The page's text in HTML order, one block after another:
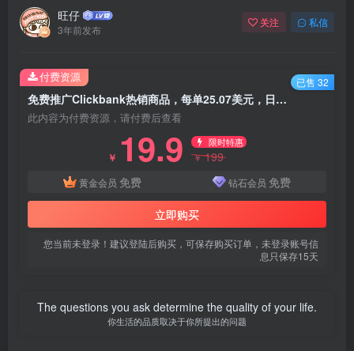
旺仔
3年前发布
关注 私信
免费推广Clickbank热销商品，每单25.07美元，日赚50美元以上
此内容为付费资源，请付费后查看
￥ 19.9 限时特惠
￥199
黄金会员 免费 钻石会员 免费
立即购买
您当前未登录！建议登陆后购买，可保存购买订单，未登录账号信
息只保存15天
付费资源 已售 32
The questions you ask determine the quality of your life.
你生活的品质取决于你所提出的问题